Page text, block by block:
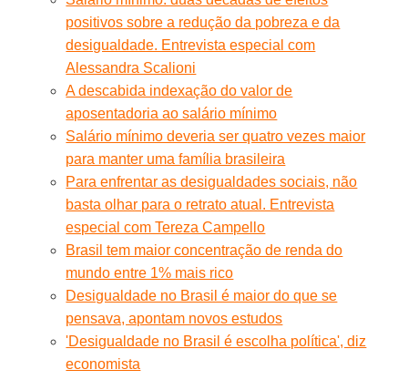
positivos sobre a redução da pobreza e da
desigualdade. Entrevista especial com
Alessandra Scalioni
A descabida indexação do valor de
aposentadoria ao salário mínimo
Salário mínimo deveria ser quatro vezes maior
para manter uma família brasileira
Para enfrentar as desigualdades sociais, não
basta olhar para o retrato atual. Entrevista
especial com Tereza Campello
Brasil tem maior concentração de renda do
mundo entre 1% mais rico
Desigualdade no Brasil é maior do que se
pensava, apontam novos estudos
'Desigualdade no Brasil é escolha política', diz
economista